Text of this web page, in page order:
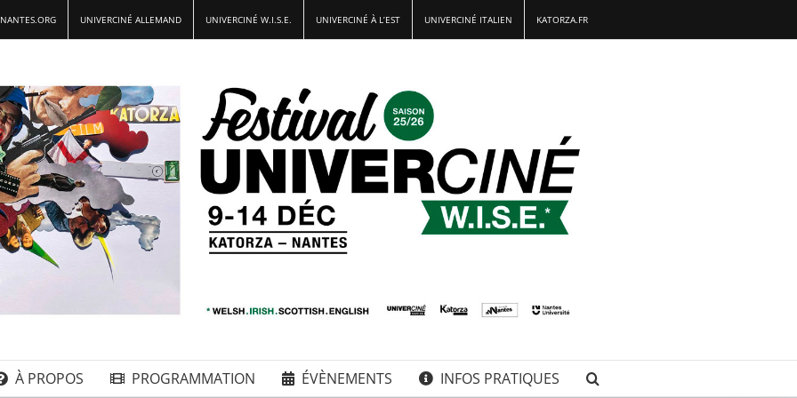
UNIVERCINÉ ALLEMAND UNIVERCINÉ W.I.S.E. UNIVERCINÉ À L’EST UNIVERCINÉ ITALIEN KATORZA.FR
À PROPOS PROGRAMMATION ÉVÈNEMENTS INFOS PRATIQUES